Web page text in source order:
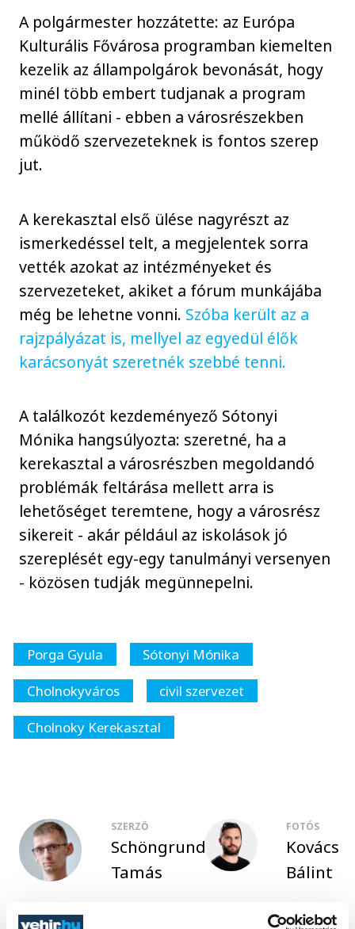
A polgármester hozzátette: az Európa
Kulturális Fővárosa programban kiemelten
kezelik az állampolgárok bevonását, hogy
minél több embert tudjanak a program
mellé állítani - ebben a városrészekben
működő szervezeteknek is fontos szerep
jut.
A kerekasztal első ülése nagyrészt az
ismerkedéssel telt, a megjelentek sorra
vették azokat az intézményeket és
szervezeteket, akiket a fórum munkájába
még be lehetne vonni. Szóba került az a
rajzpályázat is, mellyel az egyedül élők
karácsonyát szeretnék szebbé tenni.
A találkozót kezdeményező Sótonyi
Mónika hangsúlyozta: szeretné, ha a
kerekasztal a városrészben megoldandó
problémák feltárása mellett arra is
lehetőséget teremtene, hogy a városrész
sikereit - akár például az iskolások jó
szereplését egy-egy tanulmányi versenyen
- közösen tudják megünnepelni.
Porga Gyula
Sótonyi Mónika
Cholnokyváros
civil szervezet
Cholnoky Kerekasztal
SZERZŐ
Schöngrundtner
Tamás
FOTÓS
Kovács
Bálint